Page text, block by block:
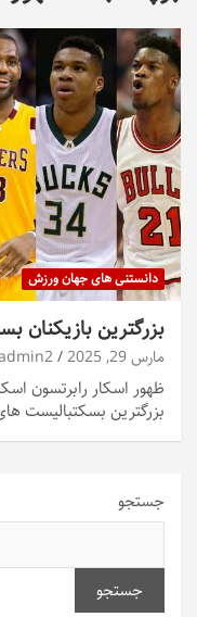
دانستنی های جهان ورزش
بزرگترین بازیکنان
مارس 29, 2025
ظهور اسکار رابرتسون
بزرگترین بسکتبالیست
جستجو
جستجو